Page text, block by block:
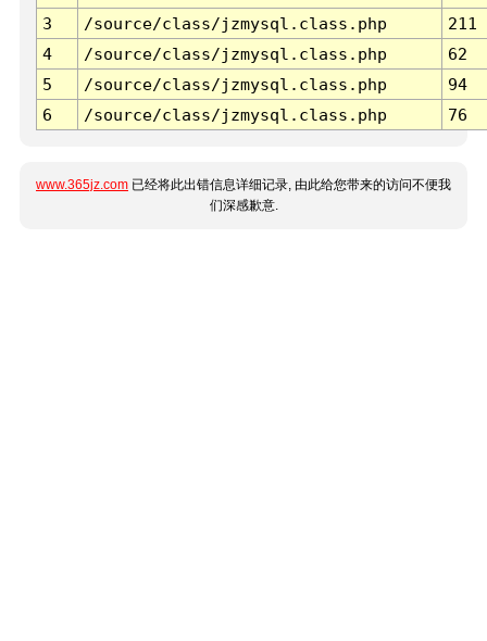
3 /source/class/jzmysql.class.php
211
4
/source/class/jzmysql.class.php
62
5
/source/class/jzmysql.class.php
94
6
/source/class/jzmysql.class.php 76
www.365jz.com 已经将此出错信息详细记录, 由此给您带来的访问不便我
们深感歉意.